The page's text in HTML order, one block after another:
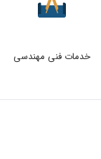
خدمات فنی مهندسی